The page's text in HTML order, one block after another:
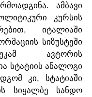
.ამბავი
კურსის
,იტალიაში
სიზუსტეში
ავტორის
სტატიის ანალოგი
კი, სტატიაში
სიყალბე
სანდო